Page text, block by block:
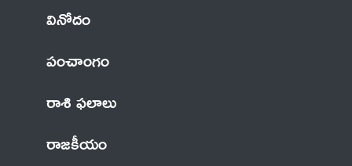
వినోదం
పంచాంగం
రాశి ఫలాలు
రాజకీయం